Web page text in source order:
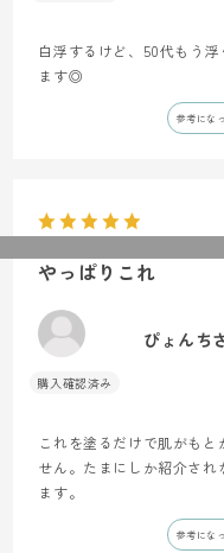
白浮するけど、50代もう
ます◎
参考にな
やっぱりこれ
ぴょんち
これを塗るだけで肌がも
せん。たまにしか紹介さ
ます。
参考にな